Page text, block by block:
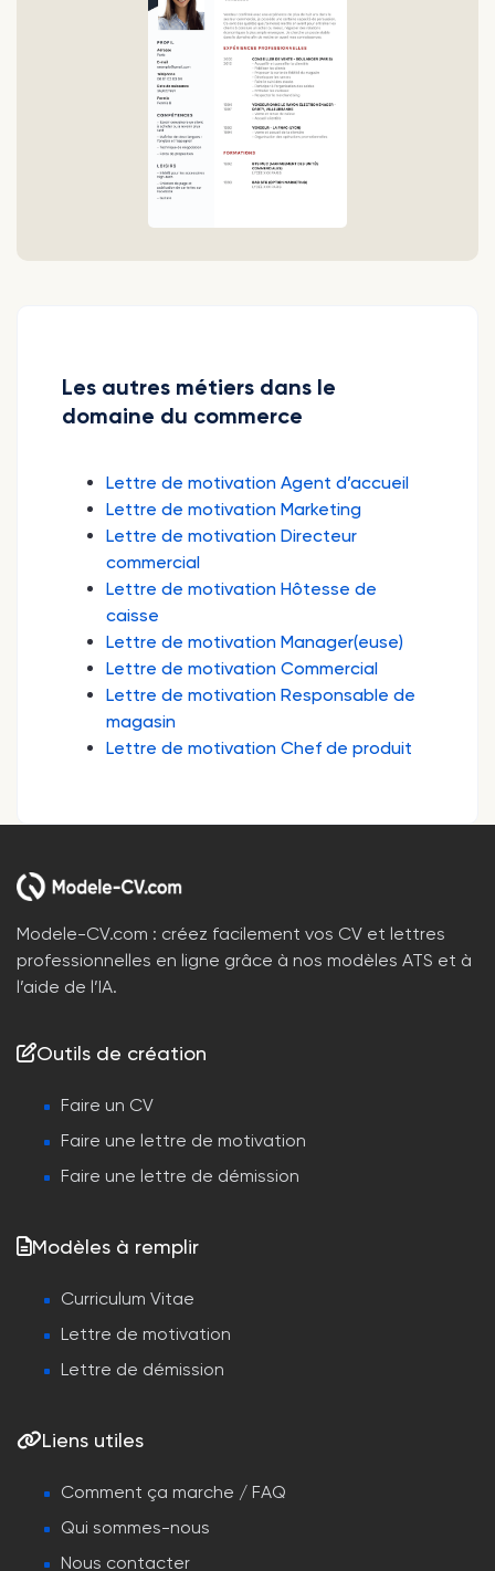
Les autres métiers dans le
domaine du commerce
Lettre de motivation Agent d’accueil
Lettre de motivation Marketing
Lettre de motivation Directeur
commercial
Lettre de motivation Hôtesse de
caisse
Lettre de motivation Manager(euse)
Lettre de motivation Commercial
Lettre de motivation Responsable de
magasin
Lettre de motivation Chef de produit
Modele-CV.com : créez facilement vos CV et lettres
professionnelles en ligne grâce à nos modèles ATS et à
l’aide de l’IA.
Outils de création
Faire un CV
Faire une lettre de motivation
Faire une lettre de démission
Modèles à remplir
Curriculum Vitae
Lettre de motivation
Lettre de démission
Liens utiles
Comment ça marche / FAQ
Qui sommes-nous
Nous contacter